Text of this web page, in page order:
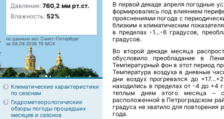
Давление: 760,2 мм рт.ст.
Влажность: 52%
по данным м/с Санкт-Петербург
за 08.08.2026 19 МСК
Климатические характеристики
по сезонам
Гидрометеорологические
обзоры погоды прошедших
месяцев и сезонов
В первой декаде апреля погодные
формировались под влиянием
прояснениями погода с
близким к климатическим
в пределах -1…-6 градусов,
градусов.
Во второй декаде месяца
обусловило преобладание в
Температурный фон в этот период
Температура воздуха в дневные
дни воздух прогревался до
находились в пределах от -4 до +4
теплым днем этого месяца –
расположенной в Петроградском
градуса не хватило для повторения
года.